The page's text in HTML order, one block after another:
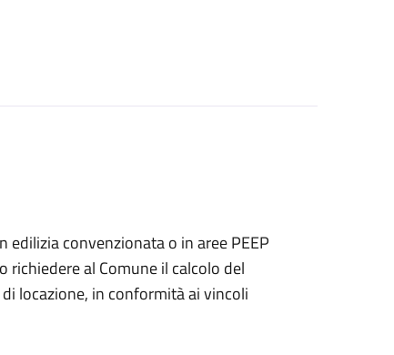
convenzionata o in aree PEEP
richiedere al Comune il calcolo del
locazione, in conformità ai vincoli